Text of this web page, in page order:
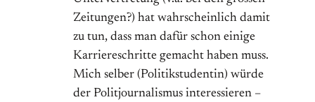
Zeitungen?) hat wahrscheinlich damit
zu tun, dass man dafür schon einige
Karriereschritte gemacht haben muss.
Mich selber (Politikstudentin) würde
der Politjournalismus interessieren –